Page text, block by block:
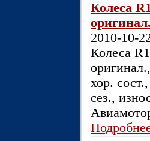
Колеса
2010-10-
Колеса
хор.
сез.,